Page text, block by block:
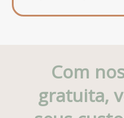
Com
gratuita,